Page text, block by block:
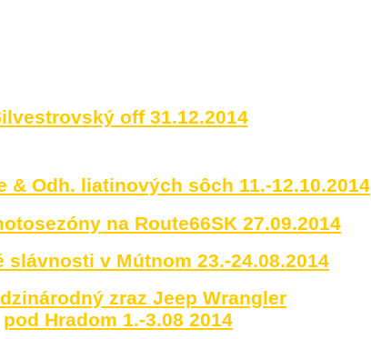
off 31.12.2014
& Odh. liatinových sôch 11.-12.10.2014
na Route66SK 27.09.2014
slávnosti v Mútnom 23.-24.08.2014
zraz Jeep Wrangler
pod Hradom 1.-3.08 2014